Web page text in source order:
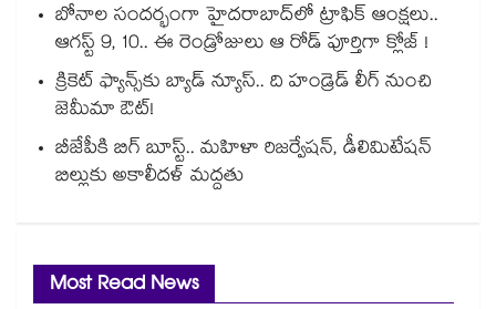
బోనాల సందర్భంగా హైదరాబాద్‌లో ట్రాఫిక్ ఆంక్షలు..
ఆగస్ట్ 9, 10.. ఈ రెండ్రోజులు ఆ రోడ్ పూర్తిగా క్లోజ్ !
క్రికెట్ ఫ్యాన్స్‌కు బ్యాడ్ న్యూస్.. ది హండ్రెడ్ లీగ్ నుంచి
జెమీమా ఔట్!
బీజేపీకి బిగ్ బూస్ట్.. మహిళా రిజర్వేషన్, డీలిమిటేషన్
బిల్లుకు అకాలీదళ్ మద్దతు
Most Read News